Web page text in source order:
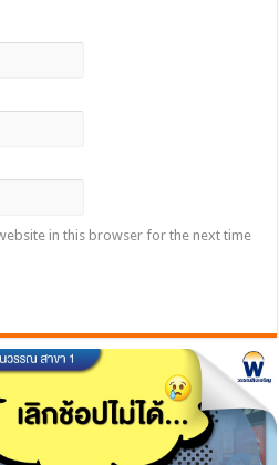
in this browser for the next time